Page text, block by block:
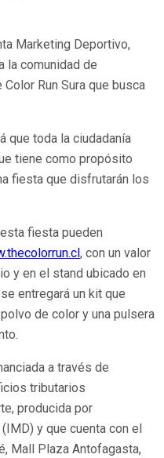
Marketing Deportivo,
la comunidad de
Run Sura que busca
que toda la ciudadanía
tiene como propósito
fiesta que disfrutarán los
fiesta pueden
, con un valor
y en el stand ubicado en
entregará un kit que
de color y una pulsera
a través de
tributarios
producida por
y que cuenta con el
Mall Plaza Antofagasta,